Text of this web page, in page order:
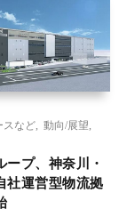
スなど
動向/展望
ープ、神奈川・
社運営型物流拠